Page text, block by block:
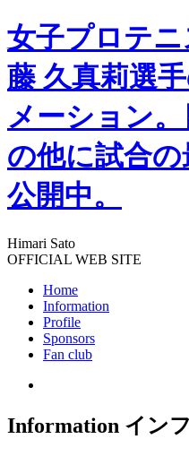
女子プロテ
藤 久真莉選
メーション
の他に試合
公開中。
Himari Sato
OFFICIAL WEB SITE
Home
Information
Profile
Sponsors
Fan club
Information イン